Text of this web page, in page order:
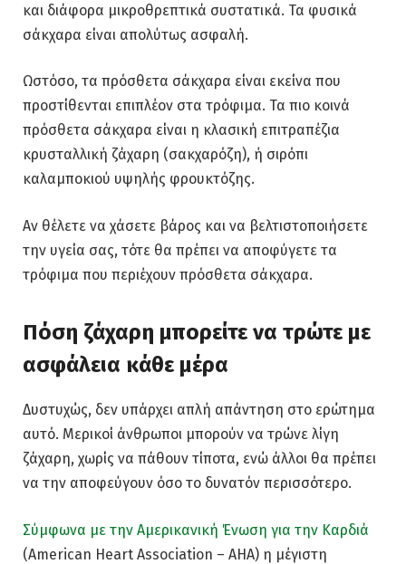
και διάφορα μικροθρεπτικά συστατικά. Τα φυσικά
σάκχαρα είναι απολύτως ασφαλή.
Ωστόσο, τα πρόσθετα σάκχαρα είναι εκείνα που
προστίθενται επιπλέον στα τρόφιμα. Τα πιο κοινά
πρόσθετα σάκχαρα είναι η κλασική επιτραπέζια
κρυσταλλική ζάχαρη (σακχαρόζη), ή σιρόπι
καλαμποκιού υψηλής φρουκτόζης.
Αν θέλετε να χάσετε βάρος και να βελτιστοποιήσετε
την υγεία σας, τότε θα πρέπει να αποφύγετε τα
τρόφιμα που περιέχουν πρόσθετα σάκχαρα.
Πόση ζάχαρη μπορείτε να τρώτε με
ασφάλεια κάθε μέρα
Δυστυχώς, δεν υπάρχει απλή απάντηση στο ερώτημα
αυτό. Μερικοί άνθρωποι μπορούν να τρώνε λίγη
ζάχαρη, χωρίς να πάθουν τίποτα, ενώ άλλοι θα πρέπει
να την αποφεύγουν όσο το δυνατόν περισσότερο.
Σύμφωνα με την Αμερικανική Ένωση για την Καρδιά
(American Heart Association – ΑΗΑ) η μέγιστη